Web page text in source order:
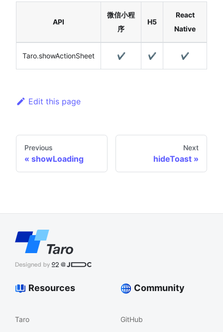
API
微信小程
序
H5
React
Native
Taro.showActionSheet ✔️ ✔️ ✔️
Edit this page
Previous
showLoading
Next
hideToast
Resources
Taro
Community
GitHub